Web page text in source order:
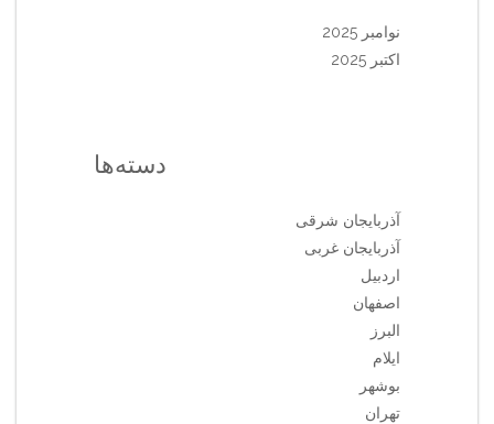
نوامبر 2025
اکتبر 2025
دسته‌ها
آذربایجان شرقی
آذربایجان غربی
اردبیل
اصفهان
البرز
ایلام
بوشهر
تهران